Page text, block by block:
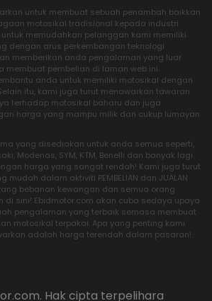
untuk membuat sebuah penambah baikkan
motosikal tradisional kepada industri
memudahkan pelanggan kami memiliki
dengan arus perkembangan teknologi
memberikan anda pengalaman yang luar
membuat pembelian di laman web ini.
anda untuk memiliki motosikal dengan
itu, kami juga turut menawarkan tawaran
terhadap motosikal baharu dan juga
harga yang mampu milik dan cukup lumayan
yang disediakan untuk anda semua seperti,
Modenas, SYM, KTM, Benelli dan banyak lagi
harga yang sangat rendah! Kami juga turut
dalam aktiviti PEMBELIAN dan JUALAN
bebanan kewangan dan semua orang
di sini! Ebidmotor.com akan cuba sedaya upaya
pengalaman yang terbaik semasa membuat
motosikal terpakai. Apa yang penting kami
adalah harga terendah dalam pasaran!
Hak cipta terpelihara